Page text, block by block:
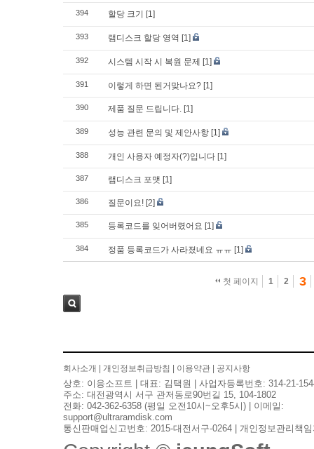
394 할당 크기 [1]
393 램디스크 할당 영역 [1]
392 시스템 시작 시 복원 문제 [1]
391 이렇게 하면 된거맞나요? [1]
390 제품 질문 드립니다. [1]
389 성능 관련 문의 및 제안사항 [1]
388 개인 사용자 예정자(?)입니다 [1]
387 램디스크 포맷 [1]
386 질문이요! [2]
385 등록코드를 잊어버렸어요 [1]
384 정품 등록코드가 사라졌네요 ㅠㅠ [1]
첫 페이지 1 2 3
회사소개 개인정보취급방침 이용약관 공지사항
상호: 이응소프트 | 대표: 김택원 | 사업자등록번호: 314-21-
주소: 대전광역시 서구 관저동로90번길 15, 104-1802
전화: 042-362-6358 (평일 오전10시~오후5시) | 이메일:
support@ultraramdisk.com
통신판매업신고번호: 2015-대전서구-0264 | 개인정보관리책